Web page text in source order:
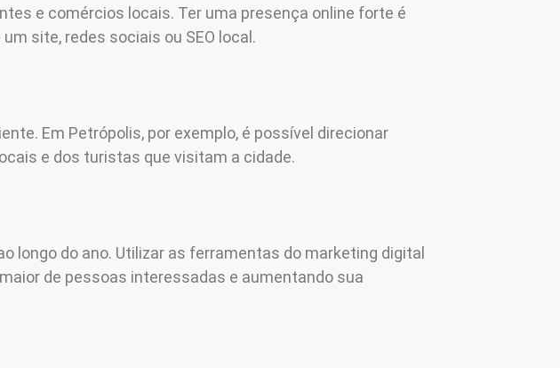
e comércios locais. Ter uma presença online forte é
site, redes sociais ou SEO local.
Em Petrópolis, por exemplo, é possível direcionar
e dos turistas que visitam a cidade.
longo do ano. Utilizar as ferramentas do marketing digital
de pessoas interessadas e aumentando sua